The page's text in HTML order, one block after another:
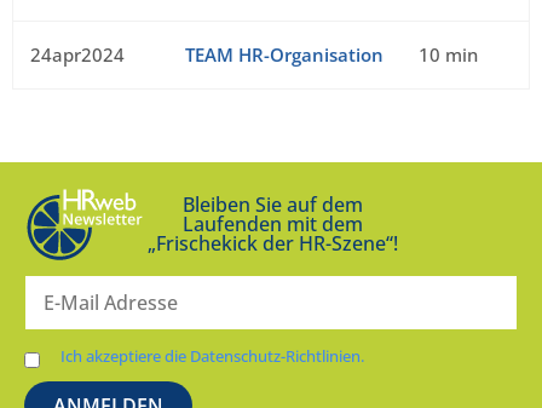
24apr2024 TEAM HR-Organisation 10 min
Bleiben Sie auf dem
Laufenden mit dem
„Frischekick der HR-Szene“!
Ich akzeptiere die Datenschutz-Richtlinien.